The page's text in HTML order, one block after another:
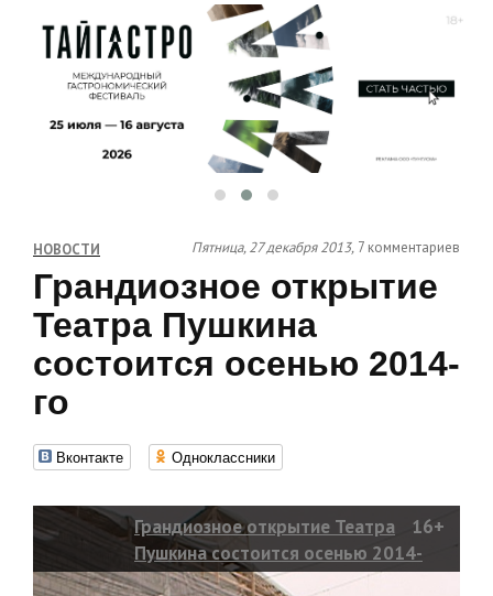
НОВОСТИ Пятница, 27 декабря 2013, 7 комментариев
Грандиозное открытие
Театра Пушкина
состоится осенью 2014-
го
Вконтакте Одноклассники
Грандиозное открытие Театра
Пушкина состоится осенью 2014-
го
16+